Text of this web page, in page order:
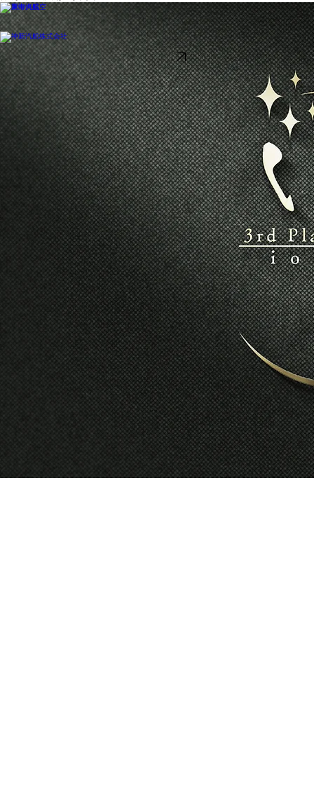
宿泊先をお探しならこちらから
新島までのご移動はこちらから
〒100-0402
東京都新島村本村5-2-2
TEL：04992-5-0030
お食事付きプランも選べる民宿
​一棟貸し別荘
ページトップへ
© 2026 あおぬまレンタカー. All rights reserved.